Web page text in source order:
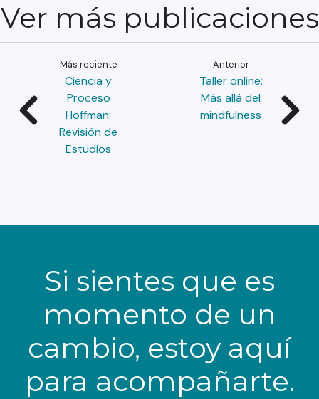
Ver más publicaciones
Más reciente
Ciencia y
Proceso
Hoffman:
Revisión de
Estudios
Anterior
Taller online:
Más allá del
mindfulness
Si sientes que es
momento de un
cambio, estoy aquí
para acompañarte.